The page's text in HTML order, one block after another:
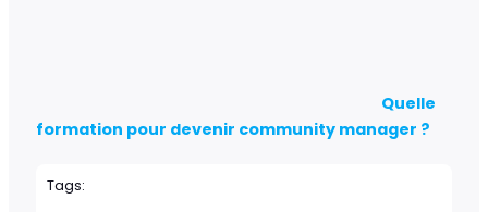
Quelle
formation pour devenir community manager ?
Tags: